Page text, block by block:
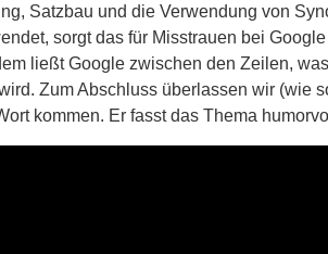
Satzbau und die Verwendung von
sorgt das für Misstrauen bei
ließt Google zwischen den Zeilen,
Zum Abschluss überlassen wir (wie
kommen. Er fasst das Thema